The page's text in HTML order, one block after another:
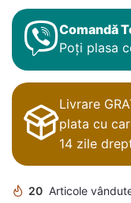
Comandă
Poți plasa
Livrare
plata cu
14 zile
20 Articole